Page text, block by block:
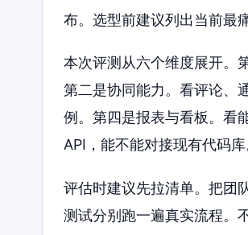
布。选型前建议列出当前最
本次评测从六个维度展开。
第二是协同能力。看评论、
例。第四是报表与看板。看
API，能不能对接现有代码
评估时建议先拉清单。把团
测试分别跑一遍真实流程。